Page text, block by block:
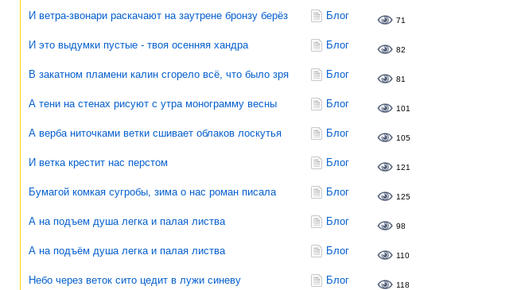
И ветра-звонари раскачают на заутрене бронзу берёз Блог 71
И это выдумки пустые - твоя осенняя хандра Блог 82
В закатном пламени калин сгорело всё, что было зря Блог 81
А тени на стенах рисуют с утра монограмму весны Блог 101
А верба ниточками ветки сшивает облаков лоскутья Блог 105
И ветка крестит нас перстом Блог 121
Бумагой комкая сугробы, зима о нас роман писала Блог 125
А на подъем душа легка и палая листва Блог 98
А на подъём душа легка и палая листва Блог 110
Небо через веток сито цедит в лужи синеву Блог 118